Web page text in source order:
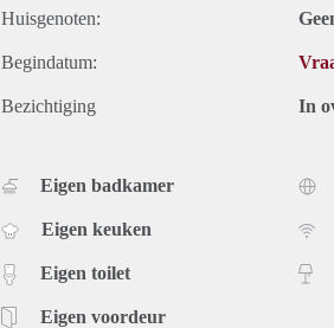
Huisgenoten:
Begindatum:
Bezichtiging In
Eigen badkamer
Eigen keuken
Eigen toilet
Eigen voordeur